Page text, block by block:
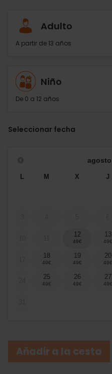
Adulto
A partir de 13 años
Niño
De 0 a 12 años
Seleccionar fecha
agosto
M X J
12 13
18 19 20
25 26 27
Añadir a la cesta